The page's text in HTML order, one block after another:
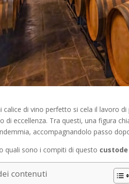
calice di vino perfetto si cela il lavoro
di eccellenza. Tra questi, una figura
accompagnandolo passo
quali sono i compiti di questo
contenuti